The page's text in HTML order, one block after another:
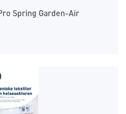
Spring Garden-Air